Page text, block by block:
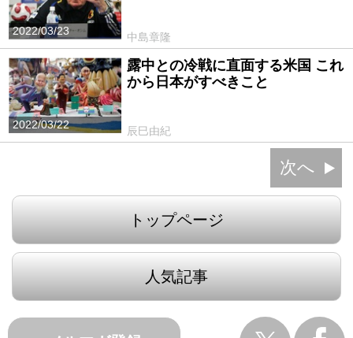
2022/03/23
中島章隆
2022/03/22
露中との冷戦に直面する米国 これ
から日本がすべきこと
辰巳由紀
次へ
トップページ
人気記事